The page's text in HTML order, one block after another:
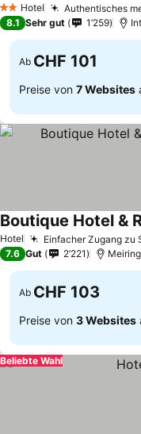
2 Sterne
Hotel Authentisches
8.1 Sehr gut 1’259
Ab CHF 101
Preise von 7 Websites
Hotel Einfacher Zugang zu
Preise sehen
7.6 Gut 2’221
Ab CHF 103
Preise von 3 Websites
Beliebte Wahl